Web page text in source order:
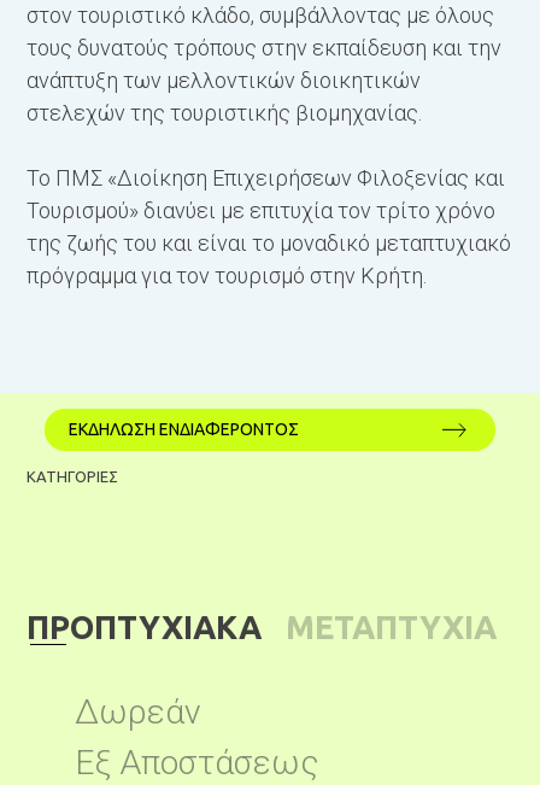
στον τουριστικό κλάδο, συμβάλλοντας με όλους
τους δυνατούς τρόπους στην εκπαίδευση και την
ανάπτυξη των μελλοντικών διοικητικών
στελεχών της τουριστικής βιομηχανίας.
Το ΠΜΣ «Διοίκηση Επιχειρήσεων Φιλοξενίας και
Τουρισμού» διανύει με επιτυχία τον τρίτο χρόνο
της ζωής του και είναι το μοναδικό μεταπτυχιακό
πρόγραμμα για τον τουρισμό στην Κρήτη.
ΕΚΔΗΛΩΣΗ ΕΝΔΙΑΦΕΡΟΝΤΟΣ
ΚΑΤΗΓΟΡΙΕΣ
ΠΡΟΠΤΥΧΙΑΚΑ
ΜΕΤΑΠΤΥΧΙΑ
Δωρεάν
Εξ Αποστάσεως